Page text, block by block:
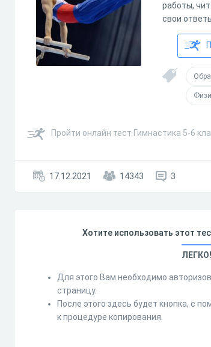
работы,
свои
Пройти онлайн тест Гимнастика 5-6
17.12.2021 14343 3
Хотите использовать этот
ЛЕГКО!
Для этого Вам необходимо
страницу.
После этого здесь будет кнопка, с
к процедуре копирования.